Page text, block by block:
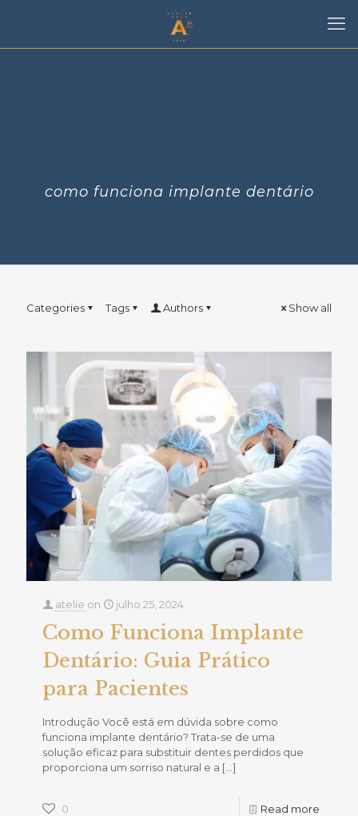
como funciona implante dentário
Categories Tags Authors Show all
atelie on julho 25, 2024
Como Funciona Implante
Dentário: Guia Prático
para Pacientes
Introdução Você está em dúvida sobre como
funciona implante dentário? Trata-se de uma
solução eficaz para substituir dentes perdidos que
proporciona um sorriso natural e a […]
0 Read more